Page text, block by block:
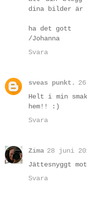
dina bilder är
ha det gott
/Johanna
Svara
sveas punkt.
Helt i min
hem!! :)
Svara
Zima 28 juni
Jättesnyggt
Svara